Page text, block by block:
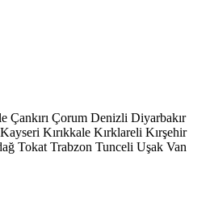
Çankırı Çorum Denizli Diyarbakır
Kayseri Kırıkkale Kırklareli Kırşehir
Tokat Trabzon Tunceli Uşak Van